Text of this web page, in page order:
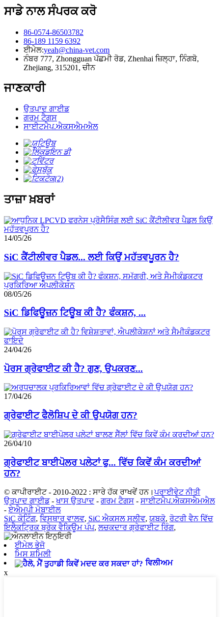
ਸਾਡੇ ਨਾਲ ਸੰਪਰਕ ਕਰੋ
86-0574-86503782
86-189 1159 6392
ਈਮੇਲ:yeah@china-vet.com
ਨੰਬਰ 777, Zhongguan ਪੱਛਮੀ ਰੋਡ, Zhenhai ਜ਼ਿਲ੍ਹਾ, ਨਿੰਗਬੋ,
Zhejiang, 315201, ਚੀਨ
ਜਾਣਕਾਰੀ
ਉਤਪਾਦ ਗਾਈਡ
ਗਰਮ ਟੈਗਸ
ਸਾਈਟਮੈਪ.ਐਕਸਐਮਐਲ
ਤਾਜ਼ਾ ਖ਼ਬਰਾਂ
14/05/26
SiC ਕੈਂਟੀਲੀਵਰ ਪੈਡਲ... ਲਈ ਕਿਉਂ ਮਹੱਤਵਪੂਰਨ ਹੈ?
08/05/26
SiC ਡਿਫਿਊਜ਼ਨ ਟਿਊਬ ਕੀ ਹੈ? ਫੰਕਸ਼ਨ, ...
24/04/26
ਪੋਰਸ ਗ੍ਰੇਫਾਈਟ ਕੀ ਹੈ? ਗੁਣ, ਉਪਕਰਣ...
17/04/26
ਗ੍ਰੇਫਾਈਟ ਫੈਲੋਸ਼ਿਪ ਦੇ ਕੀ ਉਪਯੋਗ ਹਨ?
26/04/10
ਗ੍ਰੇਫਾਈਟ ਬਾਈਪੋਲਰ ਪਲੇਟਾਂ ਫੁ... ਵਿੱਚ ਕਿਵੇਂ ਕੰਮ ਕਰਦੀਆਂ
ਹਨ?
© ਕਾਪੀਰਾਈਟ - 2010-2022 : ਸਾਰੇ ਹੱਕ ਰਾਖਵੇਂ ਹਨ।ਪਰਾਈਵੇਟ ਨੀਤੀ
ਉਤਪਾਦ ਗਾਈਡ-ਖਾਸ ਉਤਪਾਦ - ਗਰਮ ਟੈਗਸ - ਸਾਈਟਮੈਪ.ਐਕਸਐਮਐਲ
-ਏਐਮਪੀ ਮੋਬਾਈਲ
SiC ਕੋਟਿੰਗ, ਵਿਸਥਾਰ ਵਾਲਵ, SiC ਐਕਸਲ ਸਲੀਵ, ਯਬਕੋ, ਰੋਟਰੀ ਵੈਨ ਵਿੱਚ
ਇਲੈਕਟ੍ਰਿਕ ਬ੍ਰੇਕ ਵੈਕਿਊਮ ਪੰਪ,ਲਚਕਦਾਰ ਗ੍ਰੇਫਾਈਟ ਰਿੰਗ,
ਈਮੇਲ ਭੇਜੋ
ਮਿਸ ਸ਼ਮਿਲੀ
ਵਿਲੀਅਮ
x